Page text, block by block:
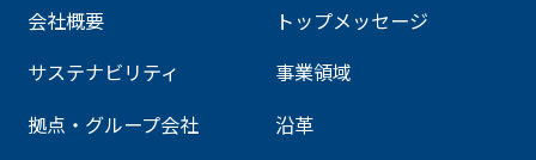
会社概要
トップメッセージ
サステナビリティ
事業領域
拠点・グループ会社
沿革